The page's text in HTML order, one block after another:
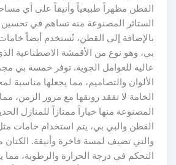
القطن مظهراً طبيعياً وأنيقاً على أي
الستائر المصنوعة منه تساهم في تحسين
بالإضافة إلى القطن، تُستخدم أيضاً خامات
بي، وهو نوع من الأقمشة الاصطناعية الذي
عالية للعوامل الجوية. توفر خمسة بي
الألوان والتصاميم، مما يجعلها مناسبة
الخامة لا تفقد رونقها مع مرور الزمن، مما
المصنوعة منها خياراً ممتازاً للمنازل
القطن والبي بي، يتم استخدام خامات مثل
والتي تضيف لمسة فاخرة وأنيقة. الكتان
التحكم في درجة الحرارة والرطوبة، مما